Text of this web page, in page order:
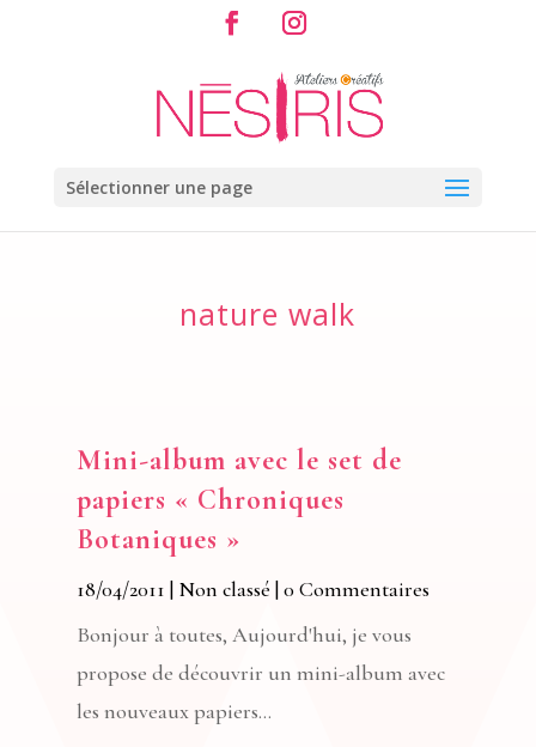
Sélectionner une page
nature walk
Mini-album avec le set de
papiers « Chroniques
Botaniques »
18/04/2011 | Non classé | 0 Commentaires
Bonjour à toutes, Aujourd'hui, je vous
propose de découvrir un mini-album avec
les nouveaux papiers...